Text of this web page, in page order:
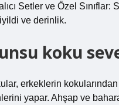
Setler ve Özel
ve derinlik.
koku
erkeklerin
yapar. Ahşap ve